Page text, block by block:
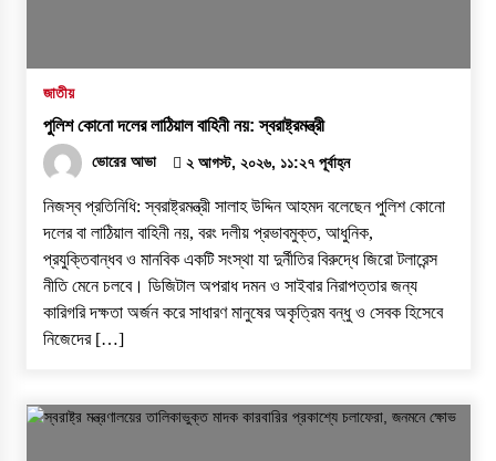
জাতীয়
পুলিশ কোনো দলের লাঠিয়াল বাহিনী নয়: স্বরাষ্ট্রমন্ত্রী
ভোরের আভা ২ আগস্ট, ২০২৬, ১১:২৭ পূর্বাহ্ন
নিজস্ব প্রতিনিধি: স্বরাষ্ট্রমন্ত্রী সালাহ উদ্দিন আহমদ বলেছেন পুলিশ কোনো
দলের বা লাঠিয়াল বাহিনী নয়, বরং দলীয় প্রভাবমুক্ত, আধুনিক,
প্রযুক্তিবান্ধব ও মানবিক একটি সংস্থা যা দুর্নীতির বিরুদ্ধে জিরো টলারেন্স
নীতি মেনে চলবে। ডিজিটাল অপরাধ দমন ও সাইবার নিরাপত্তার জন্য
কারিগরি দক্ষতা অর্জন করে সাধারণ মানুষের অকৃত্রিম বন্ধু ও সেবক হিসেবে
নিজেদের […]